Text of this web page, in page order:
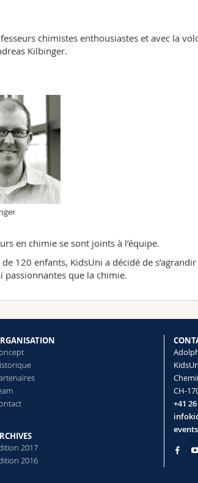
chimistes enthousiastes et avec la
Kilbinger.
en chimie se sont joints à l’équipe.
120 enfants, KidsUni a décidé de
passionnantes que la chimie.
2017
2016
CH-
+41